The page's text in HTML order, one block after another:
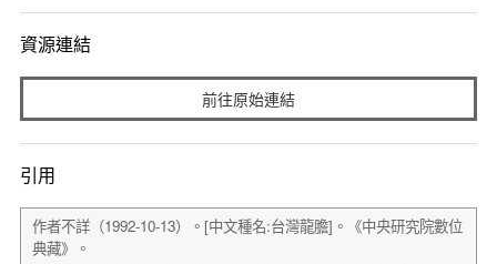
資源連結
前往原始連結
引用